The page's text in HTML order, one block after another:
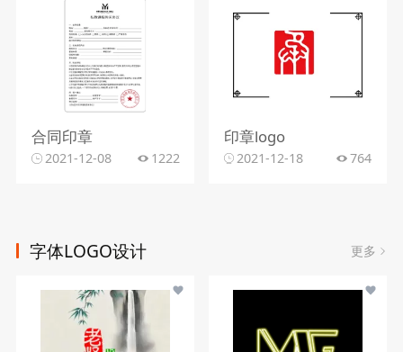
合同印章
2021-12-08 1222
印章logo
2021-12-18 764
字体LOGO设计 更多